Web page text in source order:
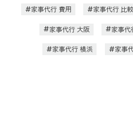
家事代行 費用 家事代行 比較
家事代行 大阪 家事代
家事代行 横浜 家事